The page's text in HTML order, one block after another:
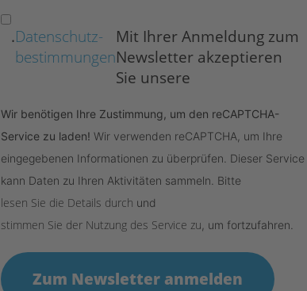
Mit Ihrer Anmeldung zum
Newsletter akzeptieren
Sie unsere
Datenschutz­
bestimmungen
.
Wir benötigen Ihre Zustimmung, um den reCAPTCHA-
Service zu laden! Wir verwenden reCAPTCHA, um Ihre
eingegebenen Informationen zu überprüfen. Dieser Service
kann Daten zu Ihren Aktivitäten sammeln. Bitte
lesen Sie die Details durch und
stimmen Sie der Nutzung des Service zu , um fortzufahren.